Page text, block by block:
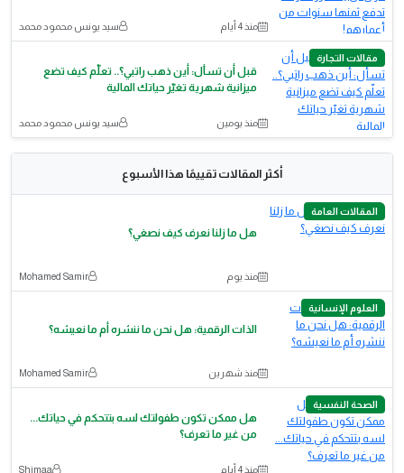
منذ 4 أيام سيد يونس محمود محمد
مقالات التجارة
قبل أن تسأل: أين ذهب راتبي؟.. تعلّم كيف تضع
ميزانية شهرية تغيّر حياتك المالية
منذ يومين سيد يونس محمود محمد
أكثر المقالات تقييمًا هذا الأسبوع
المقالات العامة
هل ما زلنا نعرف كيف نصغي؟
منذ يوم Mohamed Samir
العلوم الإنسانية
الذات الرقمية: هل نحن ما ننشره أم ما نعيشه؟
منذ شهرين Mohamed Samir
الصحة النفسية
هل ممكن تكون طفولتك لسه بتتحكم في حياتك...
من غير ما تعرف؟
منذ 4 أيام Shimaa